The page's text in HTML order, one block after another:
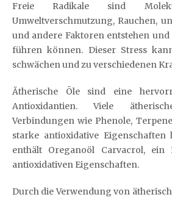
Freie Radikale sind
Umweltverschmutzung, Rauchen,
und andere Faktoren entstehen und
führen können. Dieser Stress
schwächen und zu verschiedenen
Ätherische Öle sind eine
Antioxidantien. Viele
Verbindungen wie Phenole,
starke antioxidative Eigenschaften
enthält Oreganoöl Carvacrol,
antioxidativen Eigenschaften.
Durch die Verwendung von